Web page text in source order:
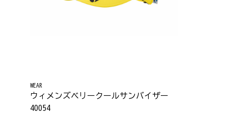
WEAR
ウィメンズベリークールサンバイザー
40054